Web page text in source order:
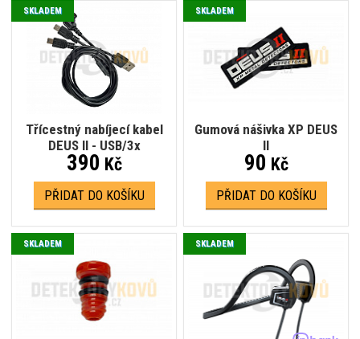
Třícestný nabíjecí kabel
DEUS II - USB/3x
SKLADEM
390 Kč
PŘIDAT DO KOŠÍKU
Gumová nášivka XP DEUS
II
SKLADEM
90 Kč
PŘIDAT DO KOŠÍKU
SKLADEM SKLADEM